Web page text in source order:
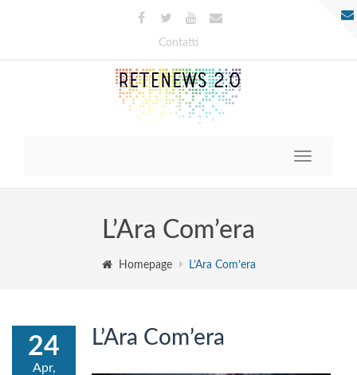
Contatti
Toggle
L’Ara Com’era
Homepage L’Ara Com’era
24
Apr,
L’Ara Com’era